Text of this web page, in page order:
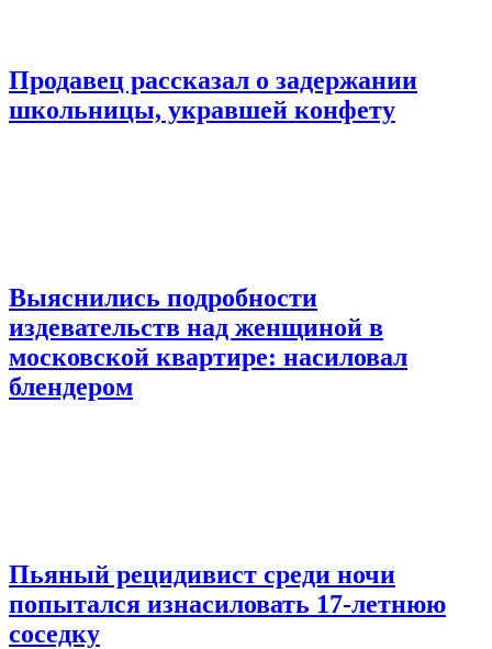
Продавец рассказал о задержании
школьницы, укравшей конфету
Выяснились подробности
издевательств над женщиной в
московской квартире: насиловал
блендером
Пьяный рецидивист среди ночи
попытался изнасиловать 17-летнюю
соседку